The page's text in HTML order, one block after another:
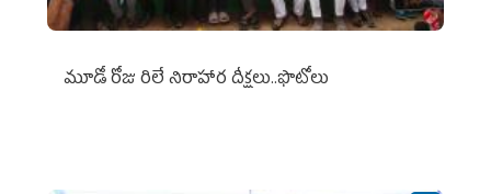
మూడో రోజు రిలే నిరాహార దీక్షలు..ఫొటోలు